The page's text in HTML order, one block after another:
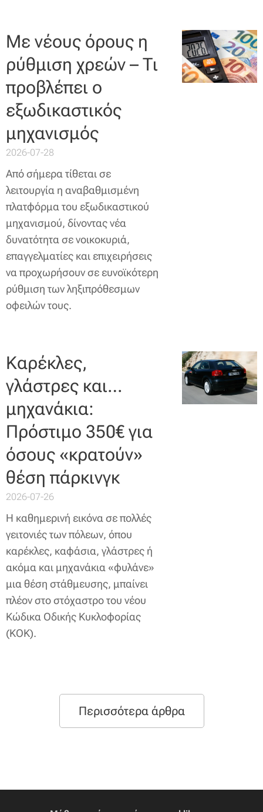
Με νέους όρους η
ρύθμιση χρεών – Τι
προβλέπει ο
εξωδικαστικός
μηχανισμός
2026-07-28
Από σήμερα τίθεται σε
λειτουργία η αναβαθμισμένη
πλατφόρμα του εξωδικαστικού
μηχανισμού, δίνοντας νέα
δυνατότητα σε νοικοκυριά,
επαγγελματίες και επιχειρήσεις
να προχωρήσουν σε ευνοϊκότερη
ρύθμιση των ληξιπρόθεσμων
οφειλών τους.
Καρέκλες,
γλάστρες και…
μηχανάκια:
Πρόστιμο 350€ για
όσους «κρατούν»
θέση πάρκινγκ
2026-07-26
Η καθημερινή εικόνα σε πολλές
γειτονιές των πόλεων, όπου
καρέκλες, καφάσια, γλάστρες ή
ακόμα και μηχανάκια «φυλάνε»
μια θέση στάθμευσης, μπαίνει
πλέον στο στόχαστρο του νέου
Κώδικα Οδικής Κυκλοφορίας
(ΚΟΚ).
Περισσότερα άρθρα